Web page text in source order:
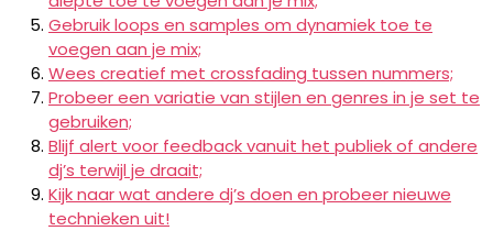
Gebruik loops en samples om dynamiek toe te
voegen aan je mix;
Wees creatief met crossfading tussen nummers;
Probeer een variatie van stijlen en genres in je set te
gebruiken;
Blijf alert voor feedback vanuit het publiek of andere
dj’s terwijl je draait;
Kijk naar wat andere dj’s doen en probeer nieuwe
technieken uit!